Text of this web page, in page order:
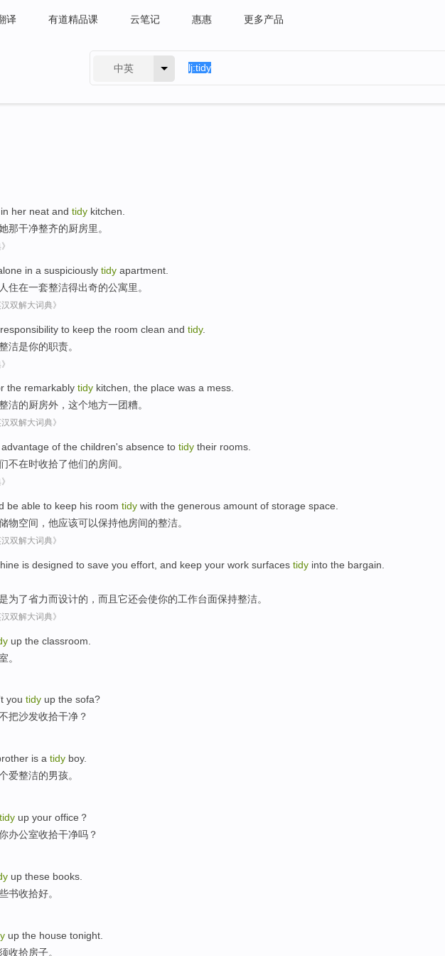
译 有道精品课 云笔记 惠惠 更多产品
中英
her neat and tidy kitchen
那干净整齐的厨房里 。
in a suspiciously tidy apartment
住在一套整洁得出奇的公寓里。
汉双解大词典》
responsibility to keep the room clean and tidy.
洁是你的职责。
the remarkably tidy kitchen, the place was a mess.
洁的厨房外 ， 这个地方一团糟。
汉双解大词典》
of the children's absence to tidy their rooms
不在时收拾了他们的房间。
be able to keep his room tidy with the generous amount of storage space
物空间 ， 他应该可以保持他房间的整洁。
汉双解大词典》
is designed to save you effort and keep your work surfaces tidy into the bargain.
为了省力而设计的， 而且 它还会使你的工作台面保持整洁。
汉双解大词典》
up the classroom
。
you tidy up the sofa?
把沙发收拾干净？
is a tidy boy.
爱整洁的男孩。
tidy up your office ？
办公室收拾干净吗？
up these books
书收拾好。
up the house tonight
收拾房子。